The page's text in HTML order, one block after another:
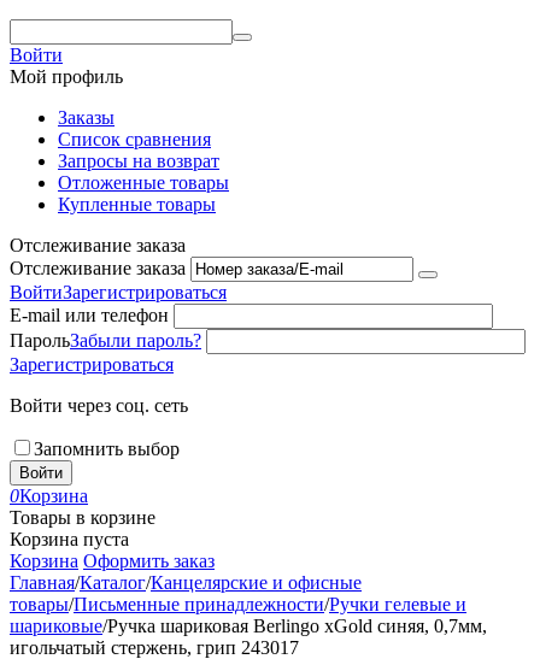
Войти
Мой профиль
Заказы
Список сравнения
Запросы на возврат
Отложенные товары
Купленные товары
Отслеживание заказа
Отслеживание заказа
ВойтиЗарегистрироваться
E-mail или телефон
ПарольЗабыли пароль?
Зарегистрироваться
Войти через соц. сеть
Запомнить выбор
Войти
0Корзина
Товары в корзине
Корзина пуста
Корзина Оформить заказ
Главная/Каталог/Канцелярские и офисные
товары/Письменные принадлежности/Ручки гелевые и
шариковые/Ручка шариковая Berlingo xGold синяя, 0,7мм,
игольчатый стержень, грип 243017